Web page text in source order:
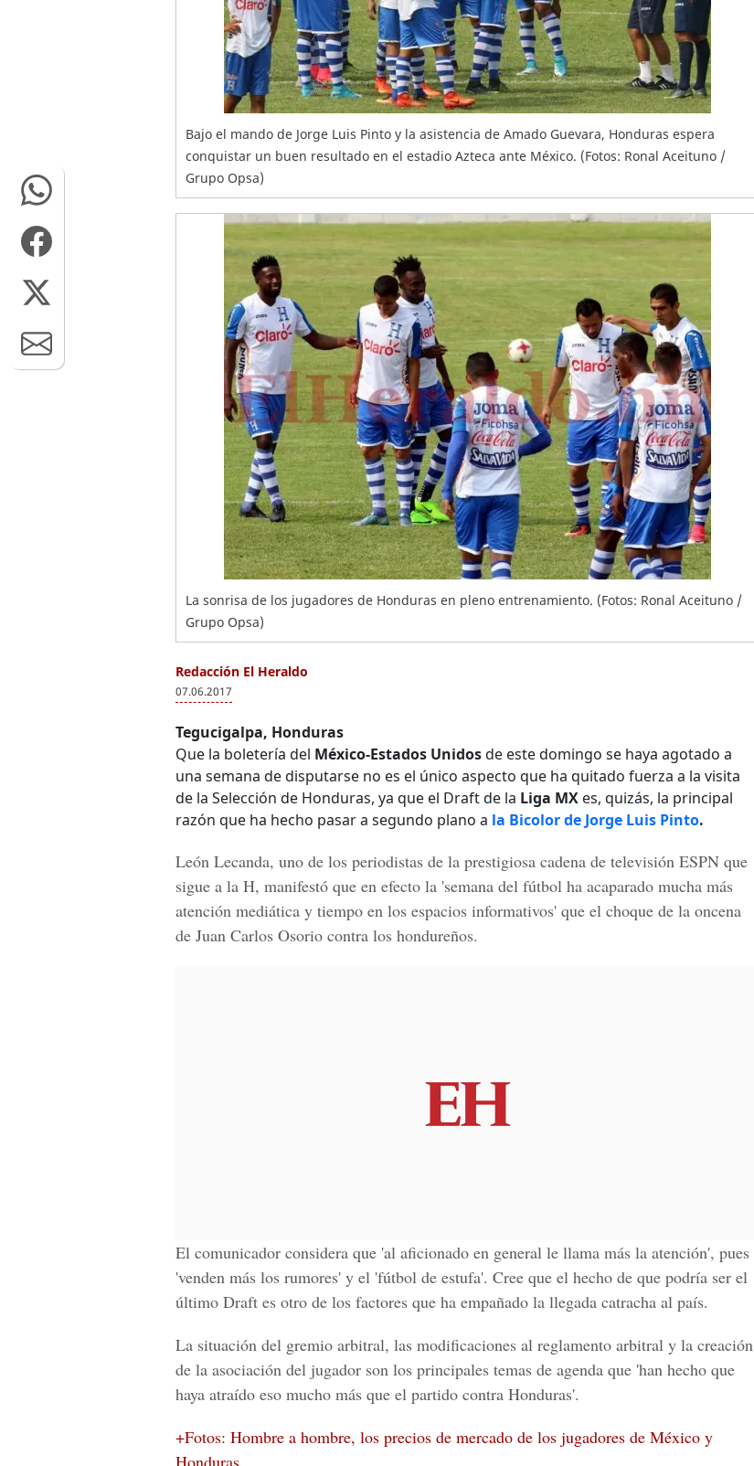
Bajo el mando de Jorge Luis Pinto y la asistencia de Amado Guevara, Honduras espera
conquistar un buen resultado en el estadio Azteca ante México. (Fotos: Ronal Aceituno /
Grupo Opsa)
La sonrisa de los jugadores de Honduras en pleno entrenamiento. (Fotos: Ronal Aceituno /
Grupo Opsa)
Redacción El Heraldo
07.06.2017
Tegucigalpa, Honduras
Que la boletería del México-Estados Unidosde este domingo se haya agotado a
una semana de disputarse no es el único aspecto que ha quitado fuerza a la visita
de la Selección de Honduras, ya que el Draft de la Liga MX es, quizás, la principal
razón que ha hecho pasar a segundo plano a la Bicolor de Jorge Luis Pinto.
León Lecanda, uno de los periodistas de la prestigiosa cadena de televisión ESPN que
sigue a la H, manifestó que en efecto la 'semana del fútbol ha acaparado mucha más
atención mediática y tiempo en los espacios informativos' que el choque de la oncena
de Juan Carlos Osorio contra los hondureños.
El comunicador considera que 'al aficionado en general le llama más la atención', pues
'venden más los rumores' y el 'fútbol de estufa'. Cree que el hecho de que podría ser el
último Draft es otro de los factores que ha empañado la llegada catracha al país.
La situación del gremio arbitral, las modificaciones al reglamento arbitral y la creación
de la asociación del jugador son los principales temas de agenda que 'han hecho que
haya atraído eso mucho más que el partido contra Honduras'.
+Fotos: Hombre a hombre, los precios de mercado de los jugadores de México y
Honduras